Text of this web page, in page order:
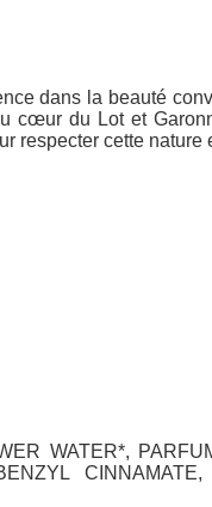
dans la beauté
cœur du Lot et
respecter cette nature
WATER*,